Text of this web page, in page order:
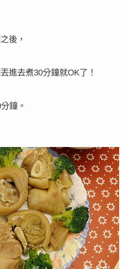
後，
進去煮30分鐘就OK了！
分鐘。